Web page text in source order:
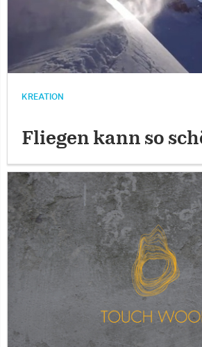
KREATION
Fliegen kann so